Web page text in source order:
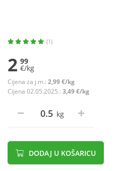
(1)
2 99
€/kg
Cijena za j.m.: 2,99 €/kg
Cijena 02.05.2025.: 3,49 €/kg
kg
DODAJ U KOŠARICU